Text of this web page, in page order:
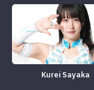
Kurei Sayaka